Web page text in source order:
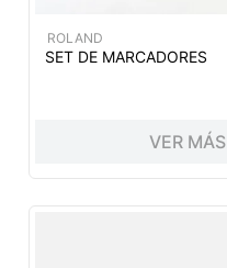
ROLAND
SET DE MARCADORES
VER MÁS